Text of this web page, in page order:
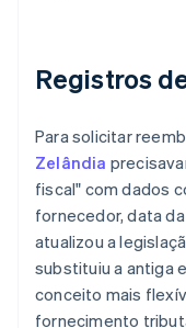
Registros
Para solicitar
Zelândia
fiscal" com dados
fornecedor, data
atualizou a
substituiu a antiga
conceito mais
fornecimento